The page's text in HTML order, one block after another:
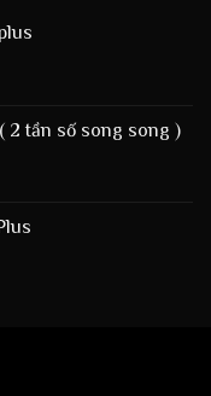
2 tần số song song )